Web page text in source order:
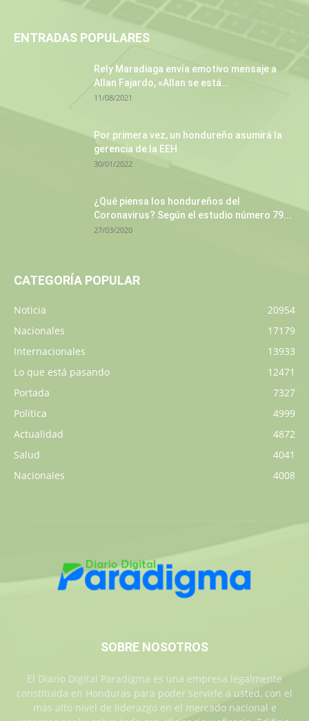
ENTRADAS POPULARES
Rely Maradiaga envía emotivo mensaje a
Allan Fajardo, «Allan se está...
11/08/2021
Por primera vez, un hondureño asumirá la
gerencia de la EEH
30/01/2022
¿Qué piensa los hondureños del
Coronavirus? Según el estudio número 79...
27/03/2020
CATEGORÍA POPULAR
Noticia
20954
Nacionales
17179
Internacionales
13933
Lo que está pasando
12471
Portada
7327
Política
4999
Actualidad
4872
Salud
4041
Nacionales
4008
SOBRE NOSOTROS
El Diario Digital Paradigma es una empresa legalmente
constituida en Honduras para poder servirle a usted, con el
más alto nivel de liderazgo en el mercado nacional e